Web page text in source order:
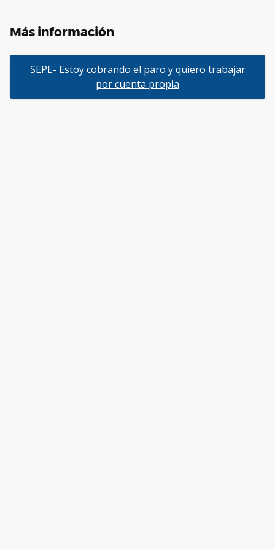
Más información
SEPE- Estoy cobrando el paro y quiero trabajar
por cuenta propia